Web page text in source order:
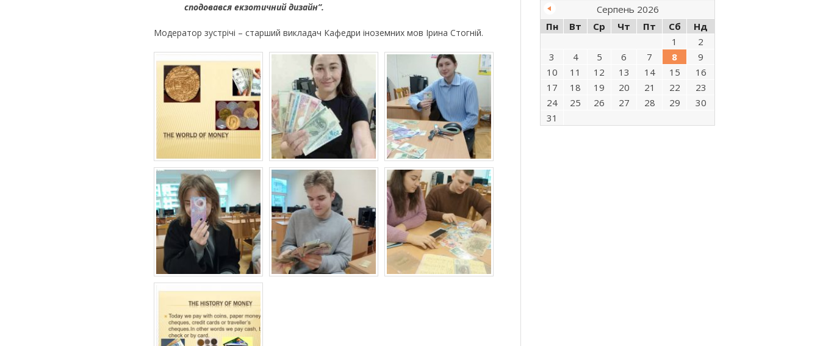
сподовався екзотичний дизайн”.
Модератор зустрічі – старший викладач Кафедри іноземних мов Ірина Стогній.
Серпень 2026
Пн
Вт Ср Чт Пт Сб
Нд
1
2
3
4 5 6 7 8
9
10
11 12 13 14 15
16
17
18 19 20 21 22
23
24
25 26 27 28 29
30
31